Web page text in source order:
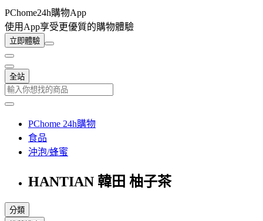
PChome24h購物App
使用App享受更優質的購物體驗
立即體驗
全站
PChome 24h購物
食品
沖泡/蜂蜜
HANTIAN 韓田 柚子茶
分類